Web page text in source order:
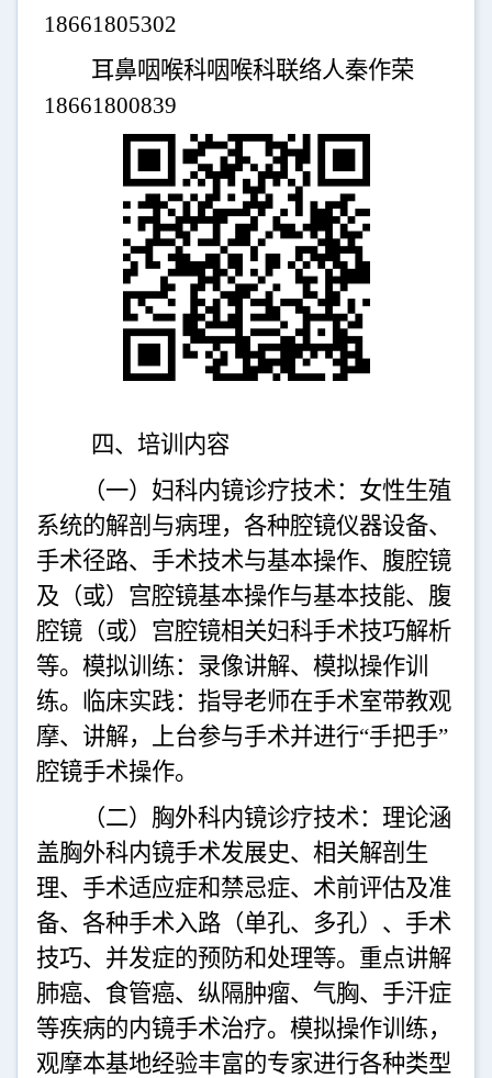
18661805302
耳鼻咽喉科咽喉科联络人秦作荣
18661800839
四、培训内容
（一）妇科内镜诊疗技术： 女性生殖
系统的解剖与病理，各种腔镜仪器设备、
手术径路、手术技术与基本操作、腹腔镜
及（或）宫腔镜基本操作与基本技能、腹
腔镜（或）宫腔镜相关妇科手术技巧解析
等。模拟训练：录像讲解、模拟操作训
练。临床实践：指导老师在手术室带教观
摩、讲解，上台参与手术并进行“手把手”
腔镜手术操作。
（二）胸外科内镜诊疗技术：理论涵
盖胸外科内镜手术发展史、相关解剖生
理、手术适应症和禁忌症、术前评估及准
备、各种手术入路（单孔、多孔）、手术
技巧、并发症的预防和处理等。重点讲解
肺癌、食管癌、纵隔肿瘤、气胸、手汗症
等疾病的内镜手术治疗。模拟操作训练，
观摩本基地经验丰富的专家进行各种类型